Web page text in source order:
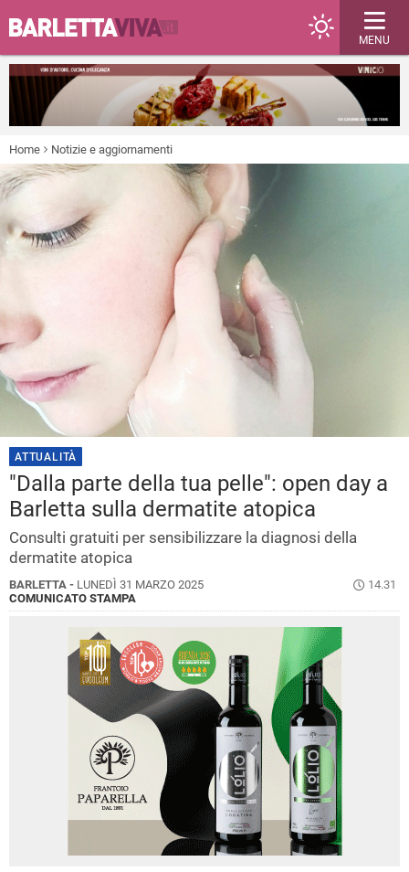
MENU
Home Notizie e aggiornamenti
ATTUALITÀ
"Dalla parte della tua pelle": open day a
Barletta sulla dermatite atopica
Consulti gratuiti per sensibilizzare la diagnosi della
dermatite atopica
BARLETTA - LUNEDÌ 31 MARZO 2025
14.31
COMUNICATO STAMPA